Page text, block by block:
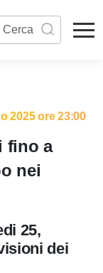
2025 ore 23:00
fino a
nei
25,
dei